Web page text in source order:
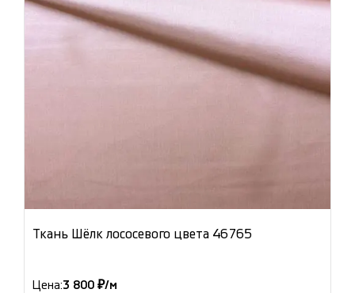
Ткань Шёлк лососевого цвета 46765
Цена:3 800 ₽/м